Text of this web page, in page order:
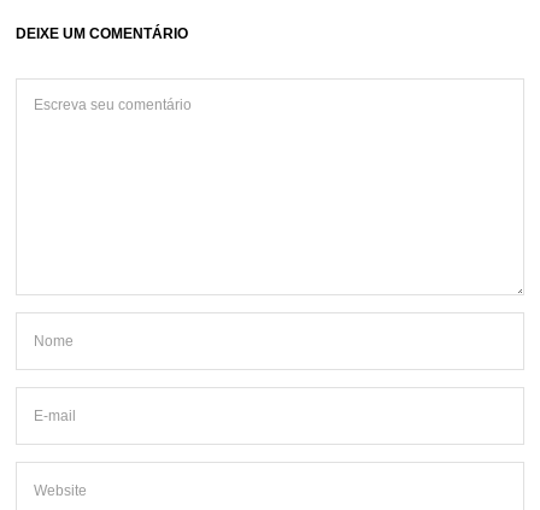
DEIXE UM COMENTÁRIO